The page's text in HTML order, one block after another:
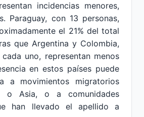
incidencias menores,
Paraguay, con 13 personas,
el 21% del total
que Argentina y Colombia,
uno, representan menos
en estos países puede
a movimientos migratorios
o Asia, o a comunidades
han llevado el apellido a